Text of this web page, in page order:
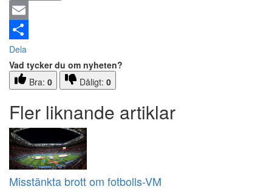
Email
Dela
Vad tycker du om nyheten?
Bra: 0 Dåligt: 0
Fler liknande artiklar
Misstänkta brott om fotbolls-VM